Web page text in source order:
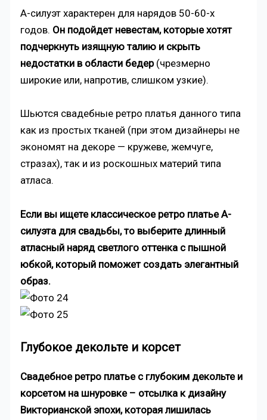
А-силуэт характерен для нарядов 50-60-х
годов. Он подойдет невестам, которые хотят
подчеркнуть изящную талию и скрыть
недостатки в области бедер(чрезмерно
широкие или, напротив, слишком узкие).
Шьются свадебные ретро платья данного типа
как из простых тканей (при этом дизайнеры не
экономят на декоре — кружеве, жемчуге,
стразах), так и из роскошных материй типа
атласа.
Если вы ищете классическое ретро платье А-
силуэта для свадьбы, то выберите длинный
атласный наряд светлого оттенка с пышной
юбкой, который поможет создать элегантный
образ.
Глубокое декольте и корсет
Свадебное ретро платье с глубоким декольте и
корсетом на шнуровке – отсылка к дизайну
Викторианской эпохи, которая лишилась